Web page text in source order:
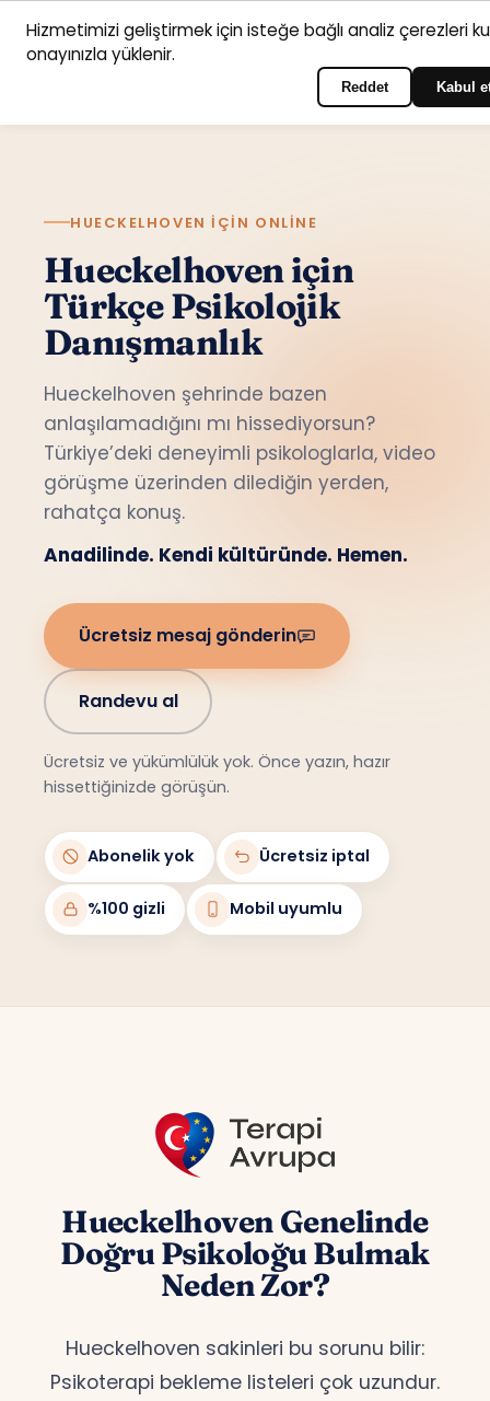
AnasayfaHizmet Psikologlarİletişim
HUECKELHOVEN IÇIN ONLINE
Hueckelhoven için
Türkçe Psikolojik
Danışmanlık
Hueckelhoven şehrinde bazen
anlaşılamadığını mı hissediyorsun?
Türkiye’deki deneyimli psikologlarla, video
görüşme üzerinden dilediğin yerden,
rahatça konuş.
Anadilinde. Kendi kültüründe. Hemen.
Ücretsiz mesaj gönderin
Randevu al
Ücretsiz ve yükümlülük yok. Önce yazın, hazır
hissettiğinizde görüşün.
Abonelik yok Ücretsiz iptal
%100 gizli Mobil uyumlu
Hueckelhoven Genelinde
Doğru Psikoloğu Bulmak
Neden Zor?
Hueckelhoven sakinleri bu sorunu bilir:
Psikoterapi bekleme listeleri çok uzundur.
Hizmetimizi geliştirmek için isteğe bağlı analiz çerezleri
onayınızla yüklenir.
Reddet Kabul